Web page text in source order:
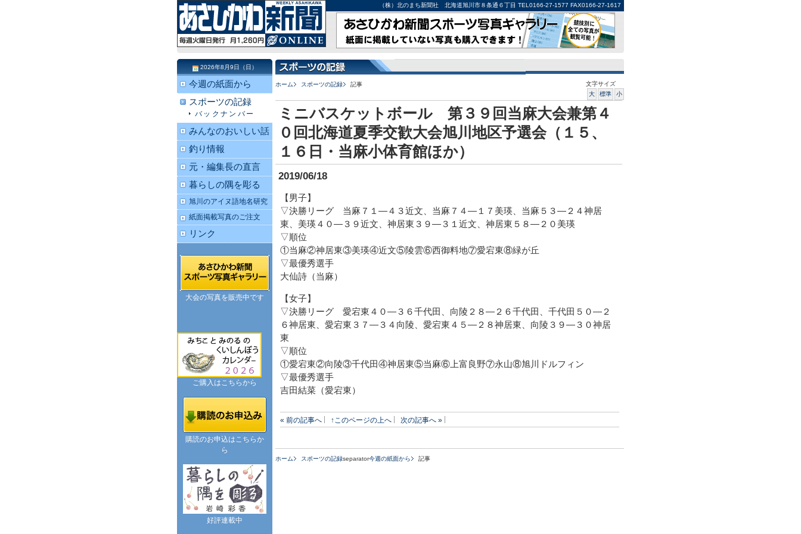
（株）北のまち新聞社 北海道旭川市８条通６丁目 TEL0166-27-1577 FAX0166-27-1617
ホーム スポーツの記録 記事
文字サイズ
大
標準 小
ミニバスケットボール 第３９回当麻大会兼第４
０回北海道夏季交歓大会旭川地区予選会（１５、
１６日・当麻小体育館ほか）
2019/06/18
【男子】
▽決勝リーグ 当麻７１―４３近文、当麻７４―１７美瑛、当麻５３―２４神居
東、美瑛４０―３９近文、神居東３９―３１近文、神居東５８―２０美瑛
▽順位
①当麻②神居東③美瑛④近文⑤陵雲⑥西御料地⑦愛宕東⑧緑が丘
▽最優秀選手
大仙詩（当麻）
【女子】
▽決勝リーグ 愛宕東４０―３６千代田、向陵２８―２６千代田、千代田５０―２
６神居東、愛宕東３７―３４向陵、愛宕東４５―２８神居東、向陵３９―３０神居
東
▽順位
①愛宕東②向陵③千代田④神居東⑤当麻⑥上富良野⑦永山⑧旭川ドルフィン
▽最優秀選手
吉田結菜（愛宕東）
« 前の記事へ ↑このページの上へ 次の記事へ »
ホーム スポーツの記録separator今週の紙面から 記事
2026年8月9日（日）
今週の紙面から
スポーツの記録
バックナンバー
みんなのおいしい話
釣り情報
元・編集長の直言
暮らしの隅を彫る
旭川のアイヌ語地名研究
紙面掲載写真のご注文
リンク
大会の写真を販売中です
ご購入はこちらから
購読のお申込はこちらか
ら
好評連載中